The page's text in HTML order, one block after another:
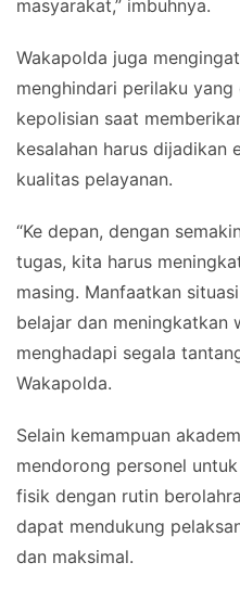
masyarakat,” imbuhnya.
Wakapolda juga
menghindari perilaku
kepolisian saat
kesalahan harus dijadikan
kualitas pelayanan.
“Ke depan, dengan
tugas, kita harus
masing. Manfaatkan
belajar dan meningkatkan
menghadapi segala
Wakapolda.
Selain kemampuan
mendorong personel
fisik dengan rutin
dapat mendukung
dan maksimal.